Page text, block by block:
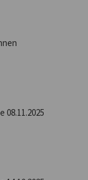
08.11.2025